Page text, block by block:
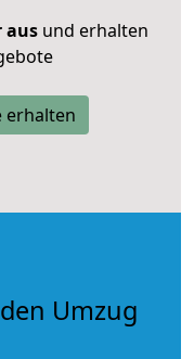
ausund erhalten
erhalten
Umzug